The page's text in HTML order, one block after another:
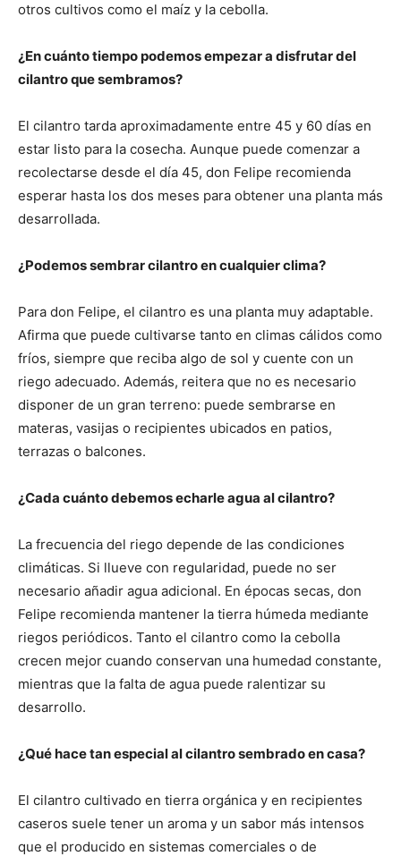
otros cultivos como el maíz y la cebolla.
¿En cuánto tiempo podemos empezar a disfrutar del
cilantro que sembramos?
El cilantro tarda aproximadamente entre 45 y 60 días en
estar listo para la cosecha. Aunque puede comenzar a
recolectarse desde el día 45, don Felipe recomienda
esperar hasta los dos meses para obtener una planta más
desarrollada.
¿Podemos sembrar cilantro en cualquier clima?
Para don Felipe, el cilantro es una planta muy adaptable.
Afirma que puede cultivarse tanto en climas cálidos como
fríos, siempre que reciba algo de sol y cuente con un
riego adecuado. Además, reitera que no es necesario
disponer de un gran terreno: puede sembrarse en
materas, vasijas o recipientes ubicados en patios,
terrazas o balcones.
¿Cada cuánto debemos echarle agua al cilantro?
La frecuencia del riego depende de las condiciones
climáticas. Si llueve con regularidad, puede no ser
necesario añadir agua adicional. En épocas secas, don
Felipe recomienda mantener la tierra húmeda mediante
riegos periódicos. Tanto el cilantro como la cebolla
crecen mejor cuando conservan una humedad constante,
mientras que la falta de agua puede ralentizar su
desarrollo.
¿Qué hace tan especial al cilantro sembrado en casa?
El cilantro cultivado en tierra orgánica y en recipientes
caseros suele tener un aroma y un sabor más intensos
que el producido en sistemas comerciales o de